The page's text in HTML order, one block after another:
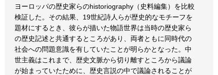
ヨーロッパの歴史家らのhistoriography（史料編集）を比較
検証した。その結果、19世紀詩人らが歴史的なモチーフを
題材にするとき、彼らが描いた物語世界は当時の歴史家ら
の歴史記述と共通するところがあり、両者ともに同時代の
社会への問題意識を有していたことが明らかとなった。中
世主義はこれまで、歴史文脈から切り離すところから議論
が始まっていたために、歴史言説の中で議論されることが